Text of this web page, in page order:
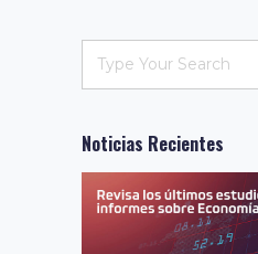
Noticias Recientes